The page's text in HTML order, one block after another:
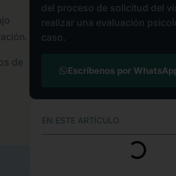
de
del proceso de solicitud del
realizar una evaluación
caso.
Escríbenos por
EN ESTE ARTÍCULO